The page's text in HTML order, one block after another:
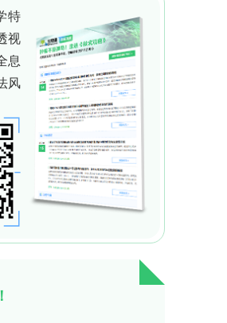
型（Mmp14 flox/flox
和线肌动描记法评估心脏和血
粥样硬化，并采用油红O染色、
snRNA-seq）分析主动脉组织
患者和1例扩张型心肌病患者
原代SMCs分离自小鼠胸主动
迁移实验进行功能分析。
（MYH11阳性细胞）的